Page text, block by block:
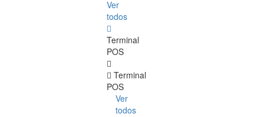
Ver
todos
Terminal
POS
Terminal
POS
Ver
todos